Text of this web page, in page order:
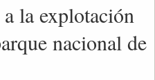
la explotación
nacional de